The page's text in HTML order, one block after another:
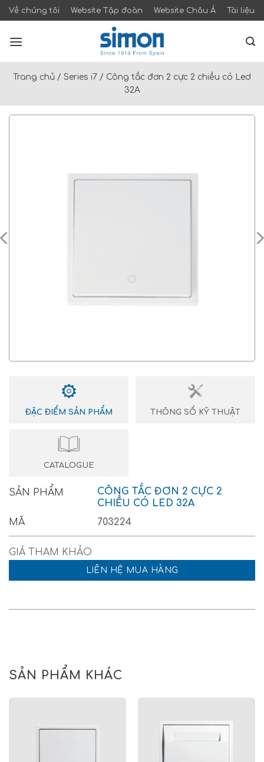
Skip
to
content
Về chúng tôi Website Tập đoàn Website Châu Á Tài liệu
Trang chủ / Series i7 / Công tắc đơn 2 cực 2 chiều có Led
32A
ĐẶC ĐIỂM SẢN PHẨM THÔNG SỐ KỸ THUẬT
CATALOGUE
SẢN PHẨM
CÔNG TẮC ĐƠN 2 CỰC 2
CHIỀU CÓ LED 32A
MÃ
703224
LIÊN HỆ MUA HÀNG
SẢN PHẨM KHÁC